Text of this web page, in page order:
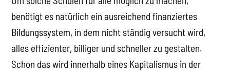
benötigt es natürlich ein ausreichend finanziertes
Bildungssystem, in dem nicht ständig versucht wird,
alles effizienter, billiger und schneller zu gestalten.
Schon das wird innerhalb eines Kapitalismus in der